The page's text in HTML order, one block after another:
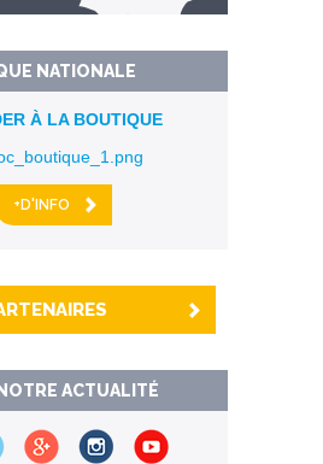
NATIONALE
À LA BOUTIQUE
+D'INFO
ACTUALITÉ